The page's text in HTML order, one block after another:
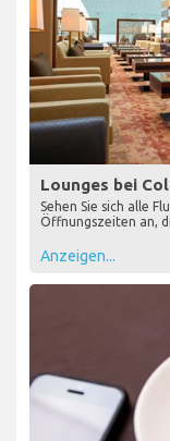
Lounges bei
Sehen Sie sich alle
Öffnungszeiten an,
Anzeigen...